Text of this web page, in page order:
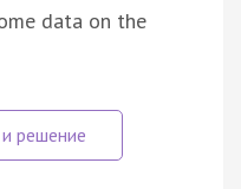
data on the